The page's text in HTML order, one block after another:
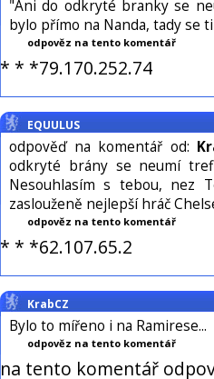
"Ani do odkryté branky se
bylo přímo na Nanda, tady se
odpověz na tento komentář
* * *79.170.252.74
EQUULUS
odpověď na komentář od:
odkryté brány se neumí
Nesouhlasím s tebou, nez
zaslouženě nejlepší hráč
odpověz na tento komentář
* * *62.107.65.2
KrabCZ
Bylo to mířeno i na Ramirese...
odpověz na tento komentář
na tento komentář